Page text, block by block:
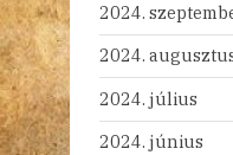
2024.
2024.
2024. július
2024. június